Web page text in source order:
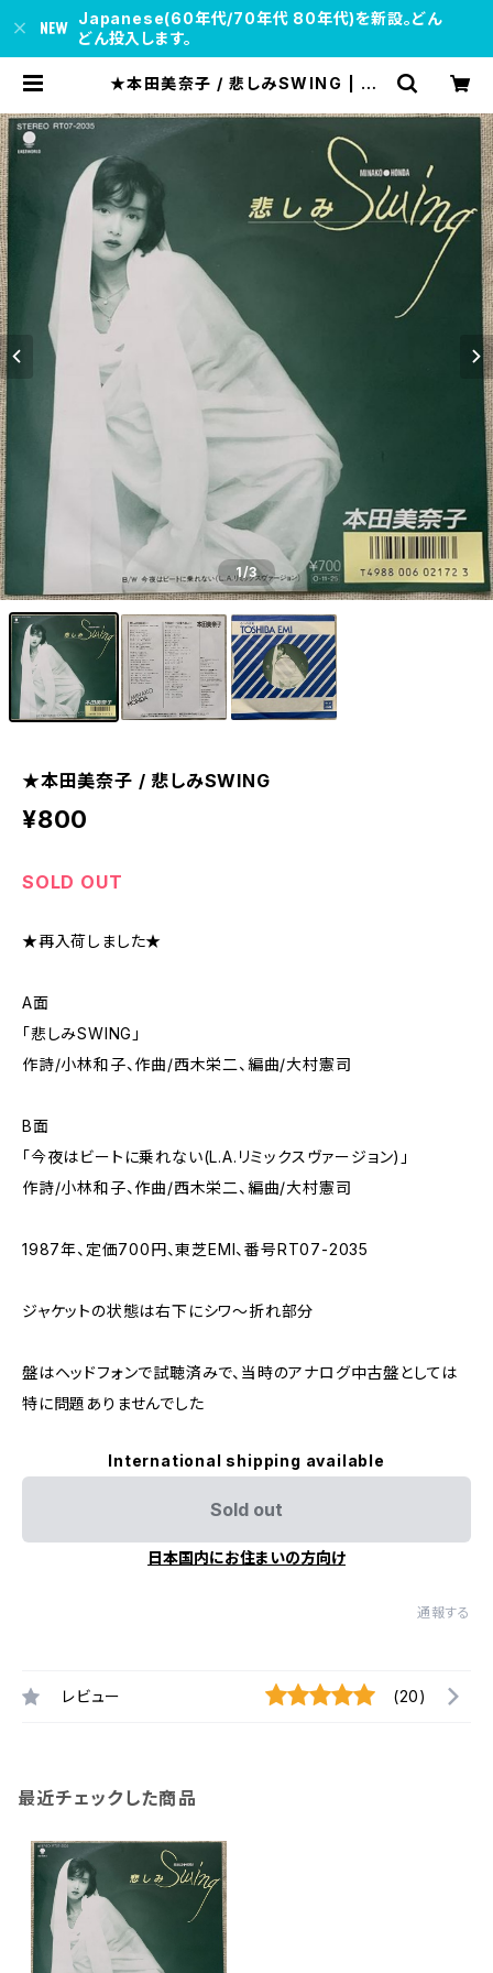
Japanese(60年代/70年代 80年代)を新設。どん
どん投入します。
★本田美奈子 / 悲しみSWING | so
1/3
★本田美奈子 / 悲しみSWING
¥800
SOLD OUT
★再入荷しました★
A面
「悲しみSWING」
作詩/小林和子、作曲/西木栄二、編曲/大村憲司
B面
「今夜はビートに乗れない(L.A.リミックスヴァージョン)」
作詩/小林和子、作曲/西木栄二、編曲/大村憲司
1987年、定価700円、東芝EMI、番号RT07-2035
ジャケットの状態は右下にシワ～折れ部分
盤はヘッドフォンで試聴済みで、当時のアナログ中古盤としては
特に問題ありませんでした
International shipping available
Sold out
日本国内にお住まいの方向け
通報する
レビュー (20)
最近チェックした商品